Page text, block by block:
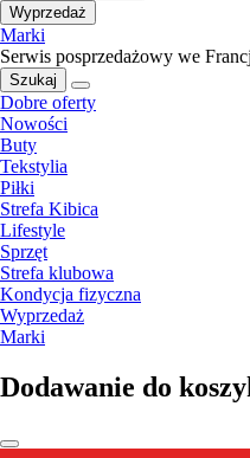
Wyprzedaż
Marki
Serwis posprzedażowy we
Szukaj
Dobre oferty
Nowości
Buty
Tekstylia
Piłki
Strefa Kibica
Lifestyle
Sprzęt
Strefa klubowa
Kondycja fizyczna
Wyprzedaż
Marki
Dodawanie do